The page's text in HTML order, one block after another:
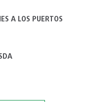
A LOS PUERTOS